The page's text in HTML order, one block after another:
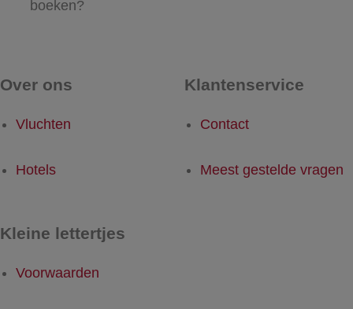
boeken?
Over ons
Vluchten
Hotels
Klantenservice
Contact
Meest gestelde vragen
Kleine lettertjes
Voorwaarden